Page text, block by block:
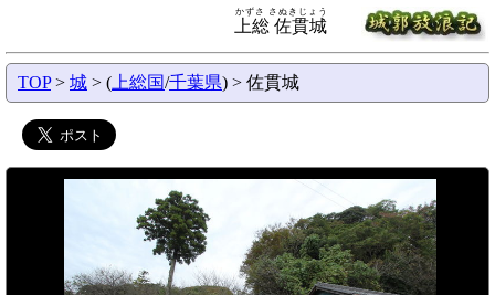
上総 佐貫城
かずさ さぬきじょう
TOP> 城 > ( 上総国/千葉県) > 佐貫城